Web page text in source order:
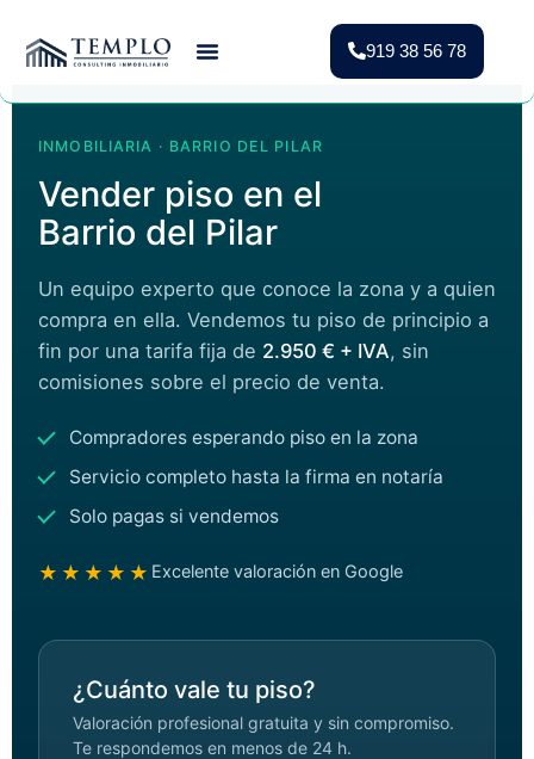
919 38 56 78
INMOBILIARIA · BARRIO DEL PILAR
Vender piso en el
Barrio del Pilar
Un equipo experto que conoce la zona y a quien
compra en ella. Vendemos tu piso de principio a
fin por una tarifa fija de 2.950 € + IVA, sin
comisiones sobre el precio de venta.
Compradores esperando piso en la zona
Servicio completo hasta la firma en notaría
Solo pagas si vendemos
★★★★★ Excelente valoración en Google
¿Cuánto vale tu piso?
Valoración profesional gratuita y sin compromiso.
Te respondemos en menos de 24 h.